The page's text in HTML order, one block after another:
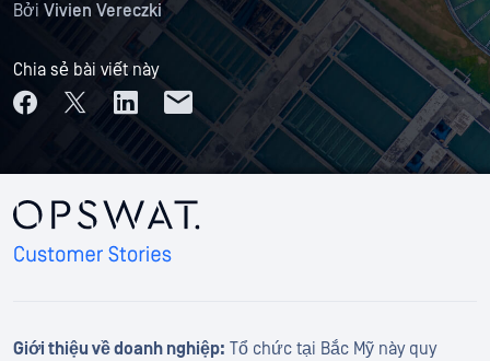
Bởi Vivien Vereczki
Chia sẻ bài viết này
Giới thiệu về doanh nghiệp: Tổ chức tại Bắc Mỹ này quy